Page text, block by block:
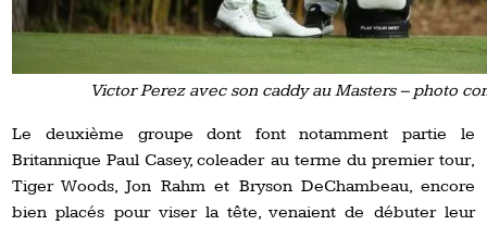
Victor Perez avec son caddy au Masters – photo
Le deuxième groupe dont font notamment partie le
Britannique Paul Casey, coleader au terme du premier tour,
Tiger Woods, Jon Rahm et Bryson DeChambeau, encore
bien placés pour viser la tête, venaient de débuter leur